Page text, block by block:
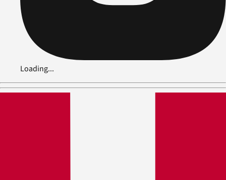
Loading...